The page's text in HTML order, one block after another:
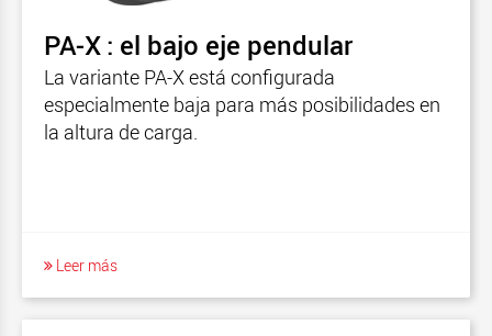
PA-X : el bajo eje pendular
La variante PA-X está configurada
especialmente baja para más posibilidades en
la altura de carga.
Leer más